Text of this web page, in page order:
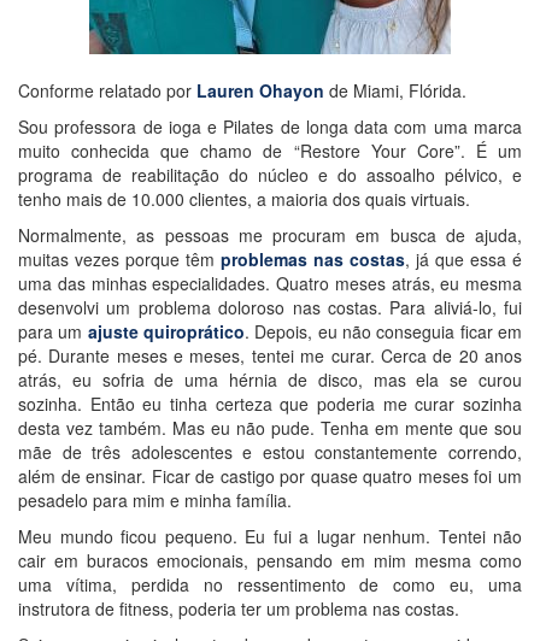
Conforme relatado por Lauren Ohayon de Miami, Flórida.
Sou professora de ioga e Pilates de longa data com uma marca
muito conhecida que chamo de “Restore Your Core”. É um
programa de reabilitação do núcleo e do assoalho pélvico, e
tenho mais de 10.000 clientes, a maioria dos quais virtuais.
Normalmente, as pessoas me procuram em busca de ajuda,
muitas vezes porque têm problemas nas costas, já que essa é
uma das minhas especialidades. Quatro meses atrás, eu mesma
desenvolvi um problema doloroso nas costas. Para aliviá-lo, fui
para um ajuste quiroprático. Depois, eu não conseguia ficar em
pé. Durante meses e meses, tentei me curar. Cerca de 20 anos
atrás, eu sofria de uma hérnia de disco, mas ela se curou
sozinha. Então eu tinha certeza que poderia me curar sozinha
desta vez também. Mas eu não pude. Tenha em mente que sou
mãe de três adolescentes e estou constantemente correndo,
além de ensinar. Ficar de castigo por quase quatro meses foi um
pesadelo para mim e minha família.
Meu mundo ficou pequeno. Eu fui a lugar nenhum. Tentei não
cair em buracos emocionais, pensando em mim mesma como
uma vítima, perdida no ressentimento de como eu, uma
instrutora de fitness, poderia ter um problema nas costas.